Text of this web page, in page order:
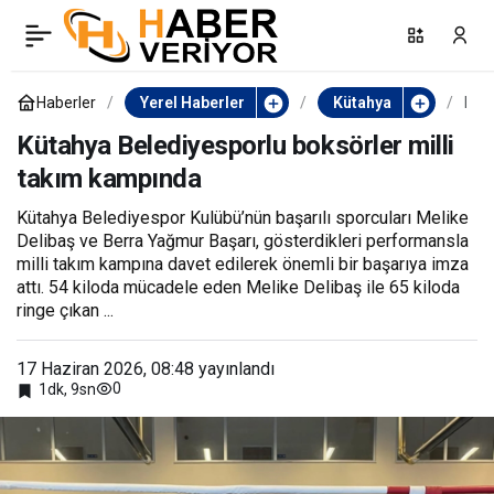
Haberler Yerel Haberler Kütahya
B
e
l
r
u
Kütahya Belediyesporlu boksörler milli
takım kampında
Kütahya Belediyespor Kulübü’nün başarılı sporcuları Melike
Delibaş ve Berra Yağmur Başarı, gösterdikleri performansla
milli takım kampına davet edilerek önemli bir başarıya imza
attı. 54 kiloda mücadele eden Melike Delibaş ile 65 kiloda
ringe çıkan ...
17 Haziran 2026, 08:48 yayınlandı
1dk, 9sn 0
Kütahya Hira Camii’nde
Çocuk Şenliği düzenlendi
Paylaş